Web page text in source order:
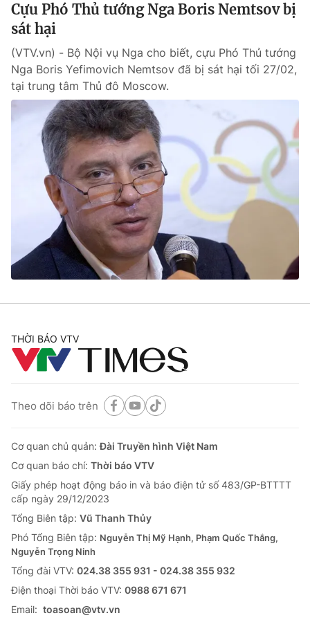
Cựu Phó Thủ tướng Nga Boris Nemtsov bị
sát hại
(VTV.vn) - Bộ Nội vụ Nga cho biết, cựu Phó Thủ tướng
Nga Boris Yefimovich Nemtsov đã bị sát hại tối 27/02,
tại trung tâm Thủ đô Moscow.
THỜI BÁO VTV
Theo dõi báo trên
Cơ quan chủ quản:Đài Truyền hình Việt Nam
Cơ quan báo chí: Thời báo VTV
Giấy phép hoạt động báo in và báo điện tử số 483/GP-BTTTT
cấp ngày 29/12/2023
Tổng Biên tập: Vũ Thanh Thủy
Phó Tổng Biên tập: Nguyễn Thị Mỹ Hạnh, Phạm Quốc Thắng,
Nguyễn Trọng Ninh
Tổng đài VTV: 024.38 355 931 - 024.38 355 932
Ðiện thoại Thời báo VTV: 0988 671 671
Email: toasoan@vtv.vn